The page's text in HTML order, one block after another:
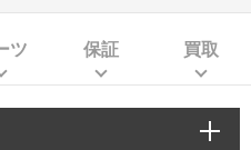
ツ 保証 買取